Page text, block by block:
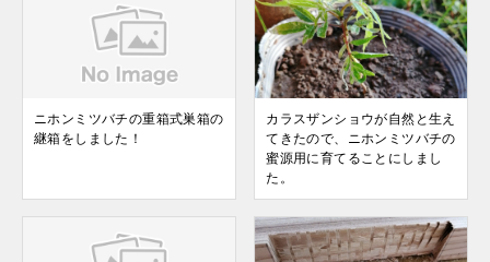
ニホンミツバチの重箱式巣箱の
継箱をしました！
カラスザンショウが自然と生え
てきたので、ニホンミツバチの
蜜源用に育てることにしまし
た。